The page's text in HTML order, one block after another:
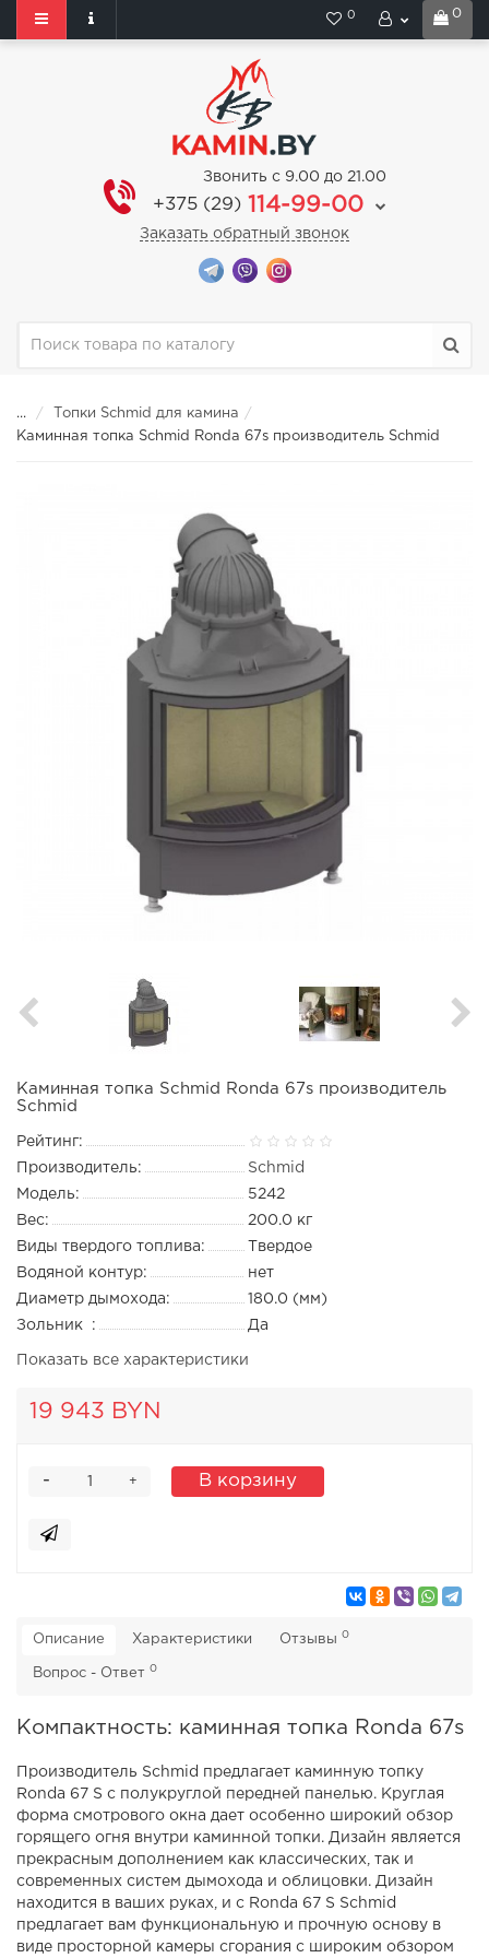
0
0
Звонить с 9.00 до 21.00
+375 (29) 114-99-00
Заказать обратный звонок
...
Топки Schmid для камина
Каминная топка Schmid Ronda 67s производитель Schmid
Каминная топка Schmid Ronda 67s производитель
Schmid
Рейтинг:
Производитель:
Schmid
Модель:
5242
Вес:
200.0 кг
Виды твердого топлива:
Твердое
Водяной контур:
нет
Диаметр дымохода:
180.0 (мм)
Зольник :
Да
Показать все характеристики
19 943 BYN
+
- В корзину
Описание Характеристики Отзывы 0
Вопрос - Ответ 0
Компактность: каминная топка Ronda 67s
Производитель Schmid предлагает каминную топку
Ronda 67 S с полукруглой передней панелью. Круглая
форма смотрового окна дает особенно широкий обзор
горящего огня внутри каминной топки. Дизайн является
прекрасным дополнением как классических, так и
современных систем дымохода и облицовки. Дизайн
находится в ваших руках, и с Ronda 67 S Schmid
предлагает вам функциональную и прочную основу в
виде просторной камеры сгорания с широким обзором